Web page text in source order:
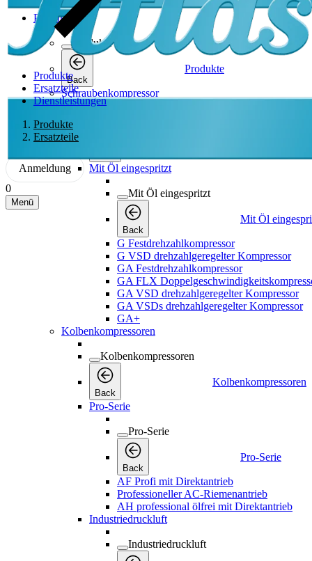
Produkte
Ersatzteile
Dienstleistungen
Produkte
Ersatzteile
Anmeldung
0
Menü
Produkte
Produkte
Back
Produkte
Schraubenkompressor
Back
Mit Öl eingespritzt
Mit Öl eingespritzt
Back
Mit Öl
G Festdrehzahlkompressor
G VSD drehzahlgeregelter Kompressor
GA Festdrehzahlkompressor
GA FLX
GA VSD drehzahlgeregelter Kompressor
GA VSDs drehzahlgeregelter Kompressor
GA+
Kolbenkompressoren
Kolbenkompressoren
Back
Kolbenkompressoren
Pro-Serie
Pro-Serie
Back
Pro-Serie
AF Profi mit Direktantrieb
Professioneller AC-Riemenantrieb
AH professional ölfrei mit Direktantrieb
Industriedruckluft
Industriedruckluft